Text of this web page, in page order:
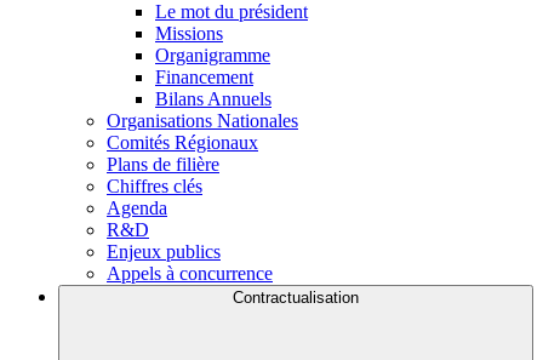
Le mot du président
Missions
Organigramme
Financement
Bilans Annuels
Organisations Nationales
Comités Régionaux
Plans de filière
Chiffres clés
Agenda
R&D
Enjeux publics
Appels à concurrence
Contractualisation